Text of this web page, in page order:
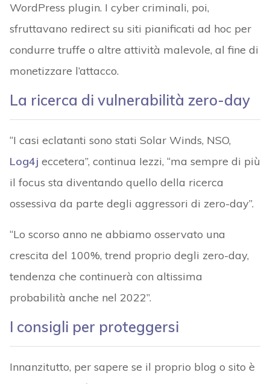
WordPress plugin. I cyber criminali, poi,
sfruttavano redirect su siti pianificati ad hoc per
condurre truffe o altre attività malevole, al fine di
monetizzare l’attacco.
La ricerca di vulnerabilità zero-day
“I casi eclatanti sono stati Solar Winds, NSO,
Log4j eccetera”, continua Iezzi, “ma sempre di più
il focus sta diventando quello della ricerca
ossessiva da parte degli aggressori di zero-day”.
“Lo scorso anno ne abbiamo osservato una
crescita del 100%, trend proprio degli zero-day,
tendenza che continuerà con altissima
probabilità anche nel 2022”.
I consigli per proteggersi
Innanzitutto, per sapere se il proprio blog o sito è